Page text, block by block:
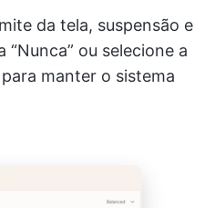
da tela, suspensão e
“Nunca” ou selecione a
manter o sistema